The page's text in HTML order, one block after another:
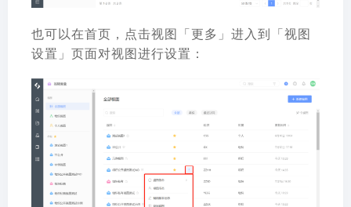
也可以在首页，点击视图「更多」进入到「视图
设置」页面对视图进行设置：